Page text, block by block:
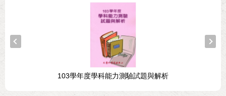
103學年度學科能力測驗試題與解析